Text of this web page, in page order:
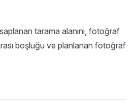
tarama alanını, fotoğraf
boşluğu ve planlanan fotoğraf